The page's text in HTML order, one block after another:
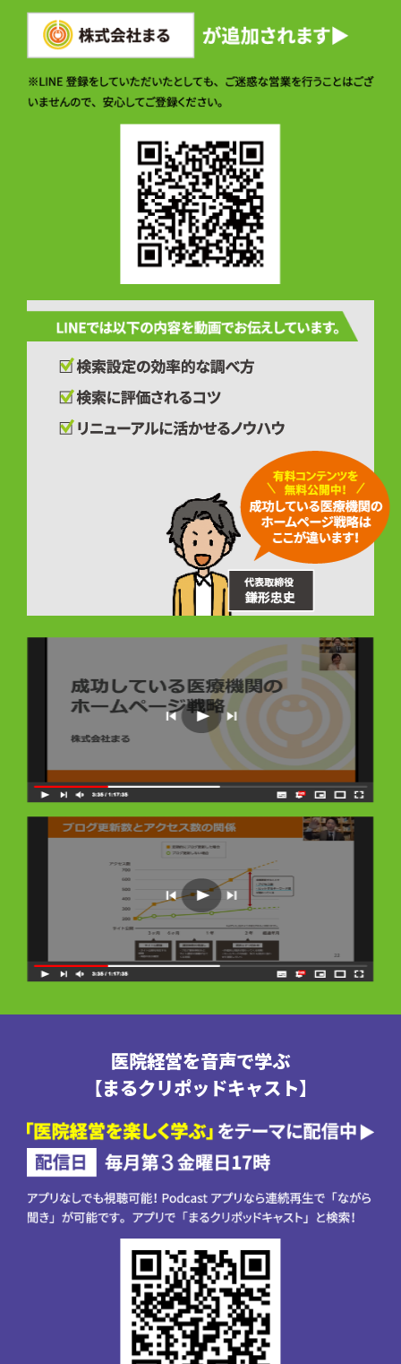
医院経営を音声で学ぶ
【まるクリポッドキャスト】